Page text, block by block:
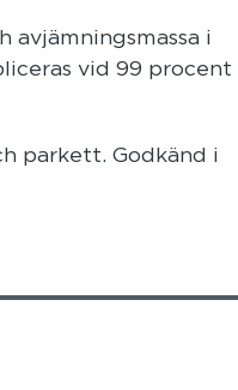
avjämningsmassa i
vid 99 procent
parkett. Godkänd i